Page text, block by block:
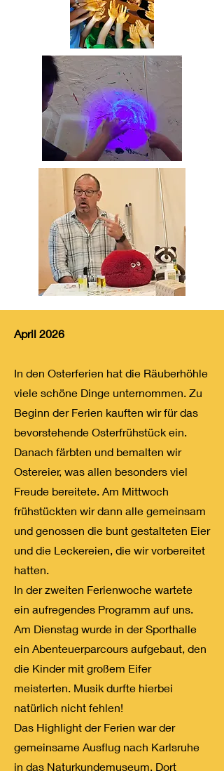
April 2026
In den Osterferien hat die Räuberhöhle
viele schöne Dinge unternommen. Zu
Beginn der Ferien kauften wir für das
bevorstehende Osterfrühstück ein.
Danach färbten und bemalten wir
Ostereier, was allen besonders viel
Freude bereitete. Am Mittwoch
frühstückten wir dann alle gemeinsam
und genossen die bunt gestalteten Eier
und die Leckereien, die wir vorbereitet
hatten.
In der zweiten Ferienwoche wartete
ein aufregendes Programm auf uns.
Am Dienstag wurde in der Sporthalle
ein Abenteuerparcours aufgebaut, den
die Kinder mit großem Eifer
meisterten. Musik durfte hierbei
natürlich nicht fehlen!
Das Highlight der Ferien war der
gemeinsame Ausflug nach Karlsruhe
in das Naturkundemuseum. Dort